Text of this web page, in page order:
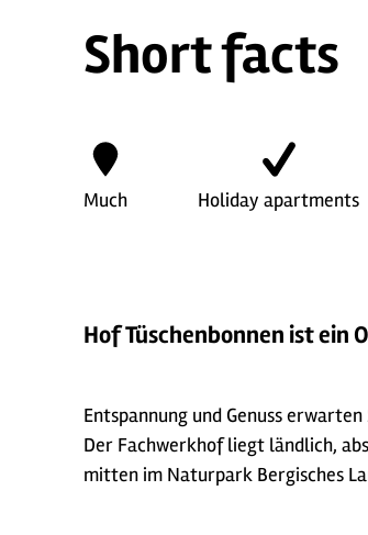
Short facts
Much Holiday apartments
Hof Tüschenbonnen ist ein
Entspannung und Genuss
Der Fachwerkhof liegt ländlich,
mitten im Naturpark Bergisches